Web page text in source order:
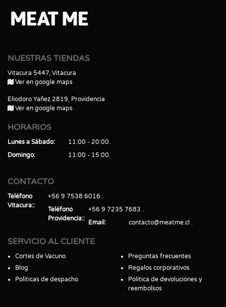
NUESTRAS TIENDAS
Vitacura 5447, Vitacura
Ver en google maps
Eliodoro Yañez 2819, Providencia
Ver en google maps
HORARIOS
Lunes a Sábado
11:00 - 20:00
Domingo
11:00 - 15:00
CONTACTO
Teléfono
Vitacura:
+56 9 7538 6016
Teléfono
Providencia:
+56 9 7235 7683
Email
contacto@meatme.cl
SERVICIO AL CLIENTE
Cortes de Vacuno
Blog
Políticas de despacho
Preguntas frecuentes
Regalos corporativos
Política de devoluciones y
reembolsos